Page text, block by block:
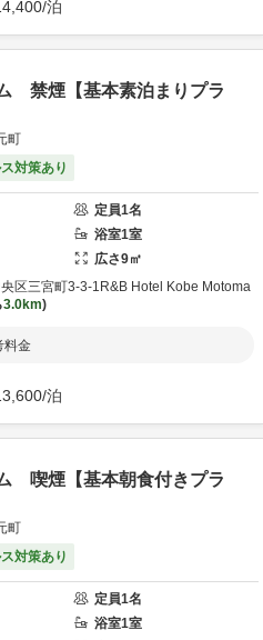
/泊
禁煙【基本素泊まりプラ
町
対策あり
定員1名
浴室1室
広さ9㎡
区三宮町3-3-1 R&B Hotel Kobe Motoma
3.0km
料金
/泊
喫煙【基本朝食付きプラ
町
対策あり
定員1名
浴室1室